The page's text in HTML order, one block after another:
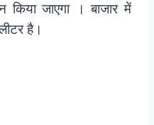
जाएगा । बाजार में
है।